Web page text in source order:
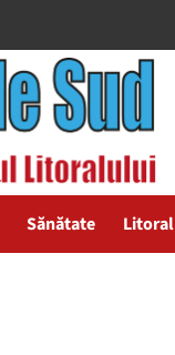
Sănătate Litoral